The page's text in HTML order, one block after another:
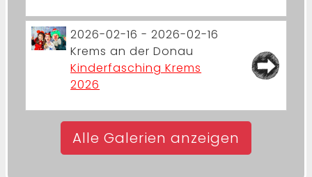
2026-02-16 - 2026-02-16
Krems an der Donau
Kinderfasching Krems
2026
Alle Galerien anzeigen